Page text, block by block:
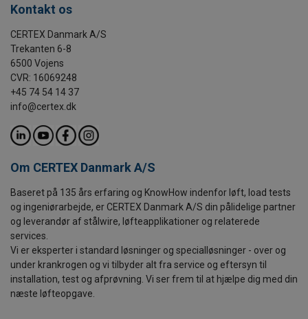
Kontakt os
CERTEX Danmark A/S
Trekanten 6-8
6500 Vojens
CVR: 16069248
+45 74 54 14 37
info@certex.dk
Om CERTEX Danmark A/S
Baseret på 135 års erfaring og KnowHow indenfor løft, load tests
og ingeniørarbejde, er CERTEX Danmark A/S din pålidelige partner
og leverandør af stålwire, løfteapplikationer og relaterede
services.
Vi er eksperter i standard løsninger og specialløsninger - over og
under krankrogen og vi tilbyder alt fra service og eftersyn til
installation, test og afprøvning. Vi ser frem til at hjælpe dig med din
næste løfteopgave.